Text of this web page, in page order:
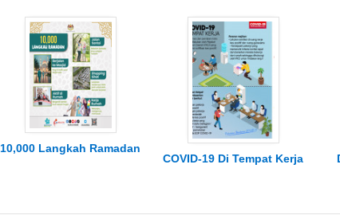
10,000 Langkah Ramadan
COVID-19 Di Tempat Kerja